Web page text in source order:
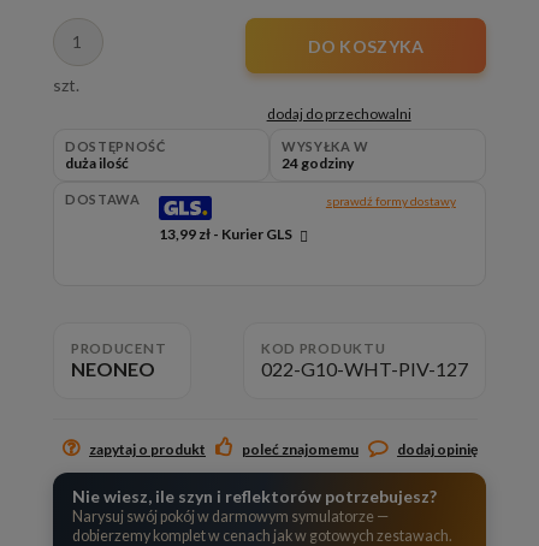
szt.
DO KOSZYKA
dodaj do przechowalni
DOSTĘPNOŚĆ
duża ilość
WYSYŁKA W
24 godziny
DOSTAWA
13,99 zł - Kurier GLS
sprawdź formy dostawy
PRODUCENT
NEONEO
KOD PRODUKTU
022-G10-WHT-PIV-127
zapytaj o produkt poleć znajomemu dodaj opinię
Nie wiesz, ile szyn i reflektorów potrzebujesz?
Narysuj swój pokój w darmowym symulatorze —
dobierzemy komplet w cenach jak w gotowych zestawach.